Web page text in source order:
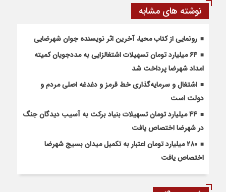
نوشته های مشابه
رونمایی از کتاب محیا، آخرین اثر نویسنده جوان شهرضایی
۶۴ میلیارد تومان تسهیلات اشتغالزایی به مددجویان کمیته
امداد شهرضا پرداخت شد
اشتغال و سرمایه‌گذاری خط قرمز و دغدغه اصلی مردم و
دولت است
۴۴ میلیارد تومان تسهیلات بنیاد برکت به آسیب دیدگان جنگ
در شهرضا اختصاص یافت
۲۸۰ میلیارد تومان اعتبار به تکمیل میدان بسیج شهرضا
اختصاص یافت